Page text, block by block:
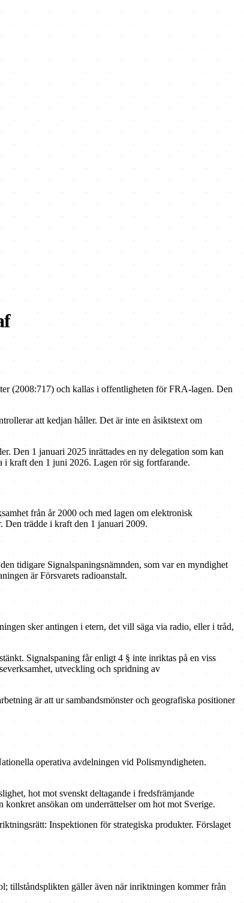
(2008:717) och kallas i offentligheten för FRA-lagen. Den
att kedjan håller. Det är inte en åsiktstext om
Den 1 januari 2025 inrättades en ny delegation som kan
i kraft den 1 juni 2026. Lagen rör sig fortfarande.
från år 2000 och med lagen om elektronisk
Den trädde i kraft den 1 januari 2009.
tidigare Signalspaningsnämnden, som var en myndighet
är Försvarets radioanstalt.
sker antingen i etern, det vill säga via radio, eller i tråd,
Signalspaning får enligt 4 § inte inriktas på en viss
utveckling och spridning av
är att ur sambandsmönster och geografiska positioner
operativa avdelningen vid Polismyndigheten.
hot mot svenskt deltagande i fredsfrämjande
ansökan om underrättelser om hot mot Sverige.
Inspektionen för strategiska produkter. Förslaget
tillståndsplikten gäller även när inriktningen kommer från